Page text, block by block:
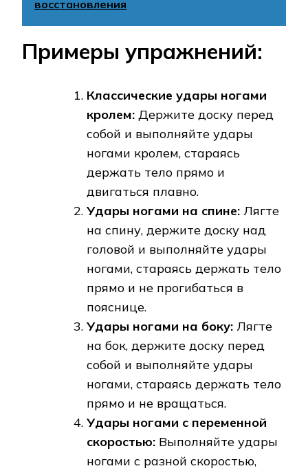
восстановления
Примеры упражнений:
Классические удары ногами
кролем: Держите доску перед
собой и выполняйте удары
ногами кролем, стараясь
держать тело прямо и
двигаться плавно.
Удары ногами на спине: Лягте
на спину, держите доску над
головой и выполняйте удары
ногами, стараясь держать тело
прямо и не прогибаться в
пояснице.
Удары ногами на боку: Лягте
на бок, держите доску перед
собой и выполняйте удары
ногами, стараясь держать тело
прямо и не вращаться.
Удары ногами с переменной
скоростью: Выполняйте удары
ногами с разной скоростью,